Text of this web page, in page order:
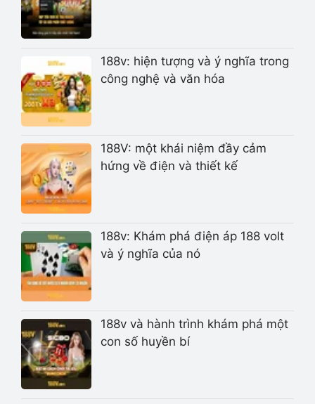
188v: hiện tượng và ý nghĩa trong
công nghệ và văn hóa
188V: một khái niệm đầy cảm
hứng về điện và thiết kế
188v: Khám phá điện áp 188 volt
và ý nghĩa của nó
188v và hành trình khám phá một
con số huyền bí